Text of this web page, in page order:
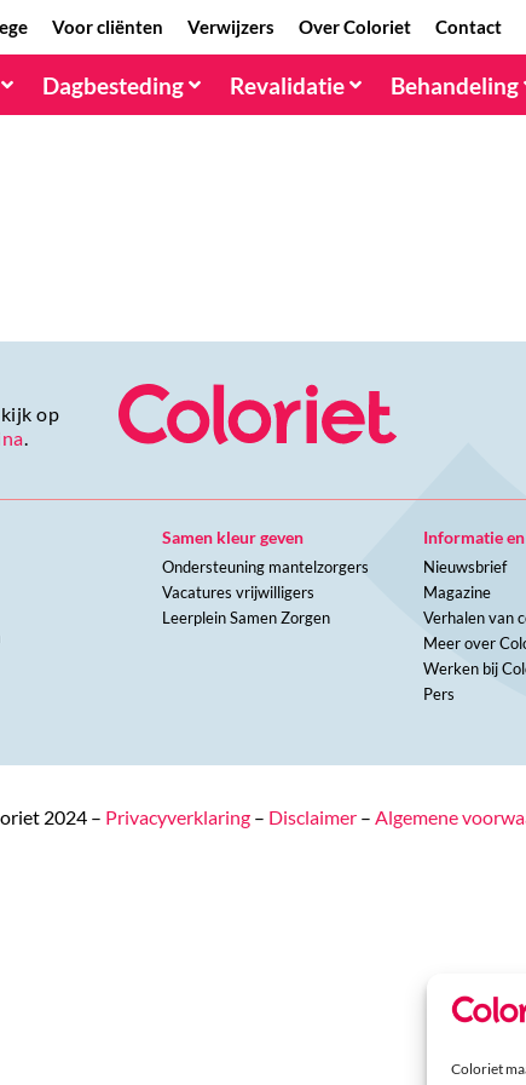
Coloriet
Voor cliënten Verwijzers Over Coloriet Contact
Dagbesteding Revalidatie Behandeling
op
.
Samen kleur geven
Ondersteuning mantelzorgers
Vacatures vrijwilligers
Leerplein Samen Zorgen
Informatie
Nieuwsbrief
Magazine
Verhalen van
Meer over
Werken bij
Pers
2024 – Privacyverklaring – Disclaimer – Algemene